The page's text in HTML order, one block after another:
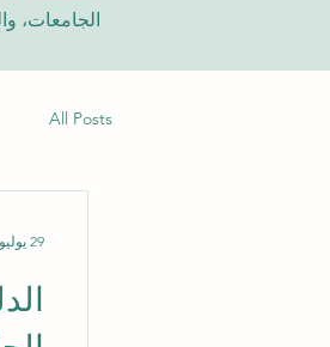
All Posts
29 يوليو